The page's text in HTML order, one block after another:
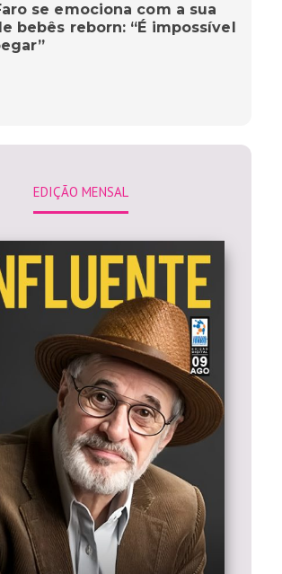
se emociona com a sua
bebês reborn: “É impossível
EDIÇÃO MENSAL